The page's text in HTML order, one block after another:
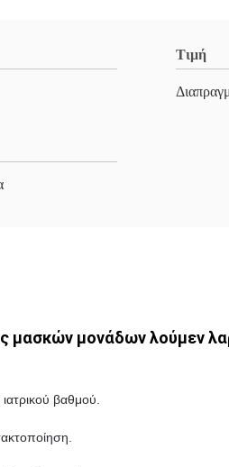
Τιμή
μασκών μονάδων λούμεν
βαθμού.